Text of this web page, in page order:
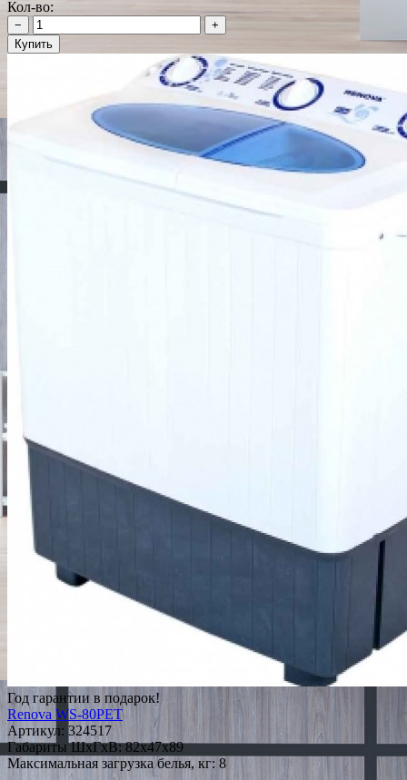
Кол-во:
−
+
Купить
Год гарантии в подарок!
Renova WS-80PET
Артикул: 324517
Габариты ШxГxВ: 82x47x89
Максимальная загрузка белья, кг: 8